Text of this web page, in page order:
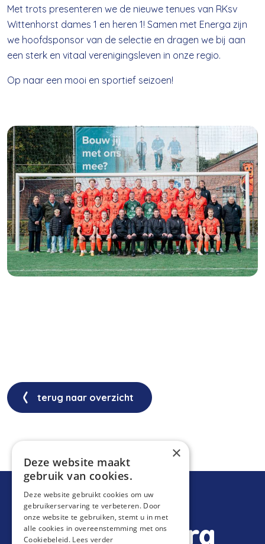
Met trots presenteren we de nieuwe tenues van RKsv
Wittenhorst dames 1 en heren 1! Samen met Energa zijn
we hoofdsponsor van de selectie en dragen we bij aan
een sterk en vitaal verenigingsleven in onze regio.
Op naar een mooi en sportief seizoen!
terug naar overzicht
×
Deze website maakt
gebruik van cookies.
Deze website gebruikt cookies om uw
gebruikerservaring te verbeteren. Door
onze website te gebruiken, stemt u in met
alle cookies in overeenstemming met ons
Cookiebeleid. Lees verder